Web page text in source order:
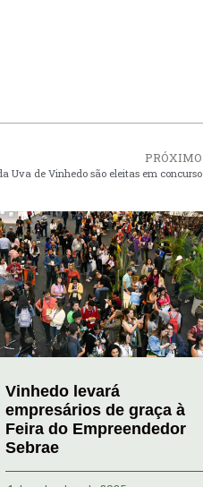
PRÓXIMO
Uva de Vinhedo são eleitas em concurso
Vinhedo levará
empresários de graça à
Feira do Empreendedor
Sebrae